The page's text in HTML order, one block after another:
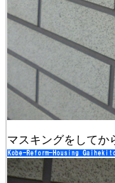
マスキングをしてか